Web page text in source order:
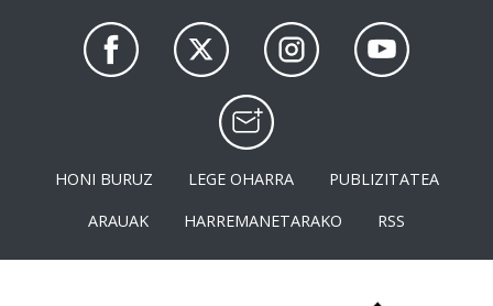
HONI BURUZ LEGE OHARRA
PUBLIZITATEA
ARAUAK
HARREMANETARAKO RSS